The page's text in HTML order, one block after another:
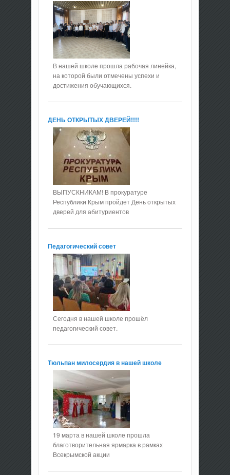
В нашей школе прошла рабочая линейка,
на которой были отмечены успехи и
достижения обучающихся.
ДЕНЬ ОТКРЫТЫХ ДВЕРЕЙ!!!!
ВЫПУСКНИКАМ! В прокуратуре
Республики Крым пройдет День открытых
дверей для абитуриентов
Педагогический совет
Сегодня в нашей школе прошёл
педагогический совет.
Тюльпан милосердия в нашей школе
19 марта в нашей школе прошла
благотворительная ярмарка в рамках
Всекрымской акции